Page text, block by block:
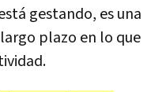
gestando, es una
plazo en lo que